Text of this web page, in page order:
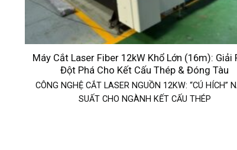
Máy Cắt Laser Fiber 12kW Khổ Lớn (16m): Giải
Đột Phá Cho Kết Cấu Thép & Đóng Tàu
CÔNG NGHỆ CẮT LASER NGUỒN 12KW: “CÚ HÍCH”
SUẤT CHO NGÀNH KẾT CẤU THÉP